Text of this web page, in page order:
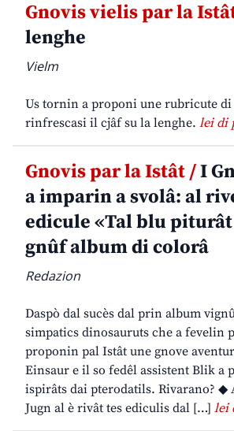
Gnovis vielis par la
lenghe
Vielm
Us tornin a proponi une rubricute
rinfrescasi il cjâf su la lenghe. lei di
Gnovis par la Istât /I
a imparin a svolâ: al
edicule «Tal blu
gnûf album di colorâ
Redazion
Daspò dal sucès dal prin album
simpatics dinosauruts che a fevelin
proponin pal Istât une gnove
Einsaur e il so fedêl assistent Blik a
ispirâts dai pterodatils. Rivarano? ◆
Jugn al è rivât tes ediculis dal […] lei